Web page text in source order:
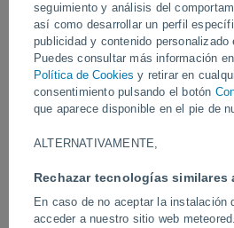
seguimiento y análisis del
así como desarrollar un perfil
publicidad y contenido personalizado
Puedes consultar más información
Política de Cookies y retirar en
consentimiento pulsando el botón
que aparece disponible en el pie de
ALTERNATIVAMENTE,
Rechazar tecnologías similares
En caso de no aceptar la instalación
acceder a nuestro sitio web
Las autoridades están investigando
dejado varias playas de la región
las corrientes y a las fuertes lluvias
Vídeos